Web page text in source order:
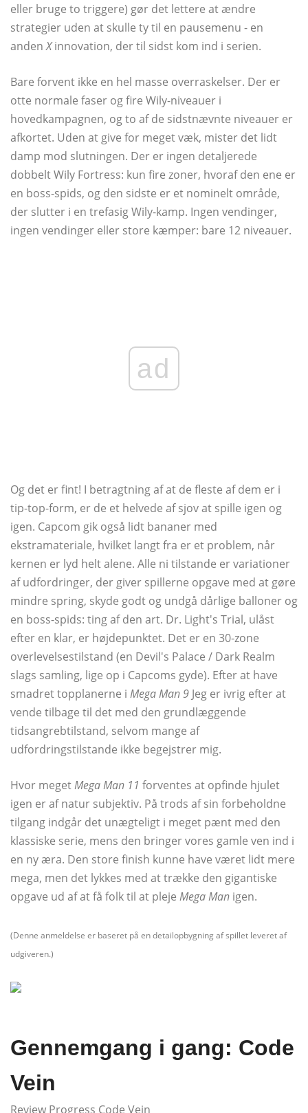
eller bruge to triggere) gør det lettere at ændre
strategier uden at skulle ty til en pausemenu - en
andenXinnovation, der til sidst kom ind i serien.
Bare forvent ikke en hel masse overraskelser. Der er
otte normale faser og fire Wily-niveauer i
hovedkampagnen, og to af de sidstnævnte niveauer er
afkortet. Uden at give for meget væk, mister det lidt
damp mod slutningen. Der er ingen detaljerede
dobbelt Wily Fortress: kun fire zoner, hvoraf den ene er
en boss-spids, og den sidste er et nominelt område,
der slutter i en trefasig Wily-kamp. Ingen vendinger,
ingen vendinger eller store kæmper: bare 12 niveauer.
ad
Og det er fint! I betragtning af at de fleste af dem er i
tip-top-form, er de et helvede af sjov at spille igen og
igen. Capcom gik også lidt bananer med
ekstramateriale, hvilket langt fra er et problem, når
kernen er lyd helt alene. Alle ni tilstande er variationer
af udfordringer, der giver spillerne opgave med at gøre
mindre spring, skyde godt og undgå dårlige balloner og
en boss-spids: ting af den art. Dr. Light's Trial, ulåst
efter en klar, er højdepunktet. Det er en 30-zone
overlevelsestilstand (en Devil's Palace / Dark Realm
slags samling, lige op i Capcoms gyde). Efter at have
smadret topplanerne i Mega Man 9 Jeg er ivrig efter at
vende tilbage til det med den grundlæggende
tidsangrebtilstand, selvom mange af
udfordringstilstande ikke begejstrer mig.
Hvor megetMega Man 11 forventes at opfinde hjulet
igen er af natur subjektiv. På trods af sin forbeholdne
tilgang indgår det unægteligt i meget pænt med den
klassiske serie, mens den bringer vores gamle ven ind i
en ny æra. Den store finish kunne have været lidt mere
mega, men det lykkes med at trække den gigantiske
opgave ud af at få folk til at pleje Mega Man igen.
(Denne anmeldelse er baseret på en detailopbygning af spillet leveret af
udgiveren.)
Gennemgang i gang: Code
Vein
Review Progress Code Vein